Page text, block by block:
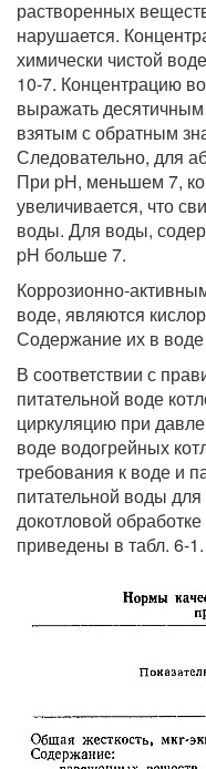
растворенных
нарушается.
химически чистой
10-7. Концентрацию
выражать
взятым с обратным
Следовательно, для
При pH, меньшем 7,
увеличивается, что
воды. Для воды,
pH больше 7.
Коррозионно-
воде, являются
Содержание их в воде
В соответствии с
питательной воде
циркуляцию при
воде водогрейных
требования к воде и
питательной воды
докотловой
приведены в табл. 6-1.